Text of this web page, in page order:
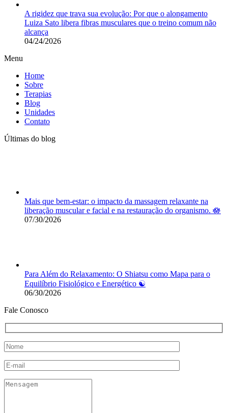
A rigidez que trava sua evolução: Por que o alongamento
Luiza Sato libera fibras musculares que o treino comum não
alcança
04/24/2026
Menu
Home
Sobre
Terapias
Blog
Unidades
Contato
Últimas do blog
Mais que bem-estar: o impacto da massagem relaxante na
liberação muscular e facial e na restauração do organismo. 🪷
07/30/2026
Para Além do Relaxamento: O Shiatsu como Mapa para o
Equilíbrio Fisiológico e Energético ☯️
06/30/2026
Fale Conosco